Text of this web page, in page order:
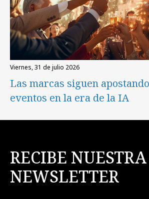
viernes, 31 de julio 2026
Las marcas siguen
eventos en la era de la IA
RECIBE NUESTRA
NEWSLETTER